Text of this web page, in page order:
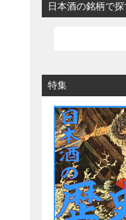
日本酒の銘柄で探
特集